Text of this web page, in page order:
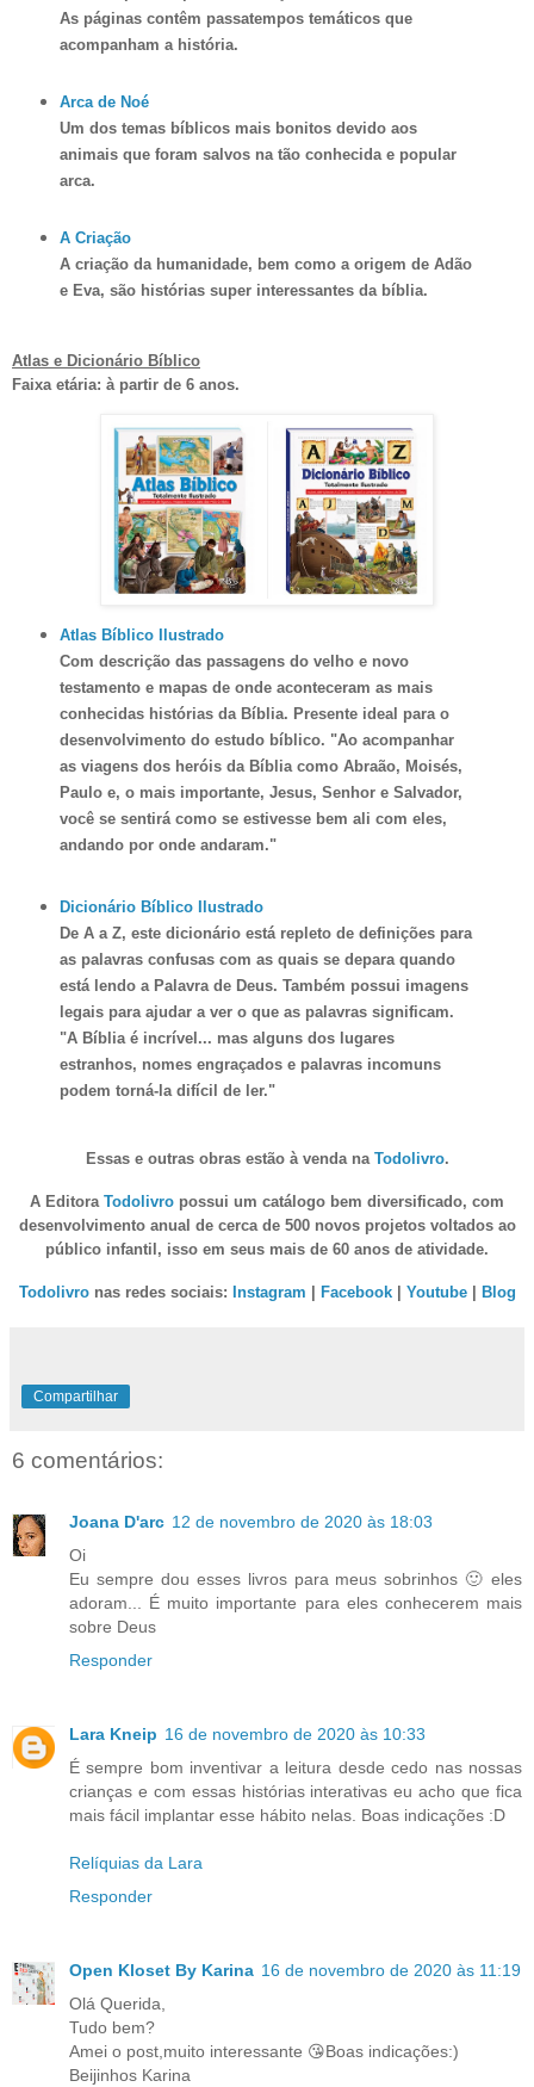
As páginas contêm passatempos temáticos que
acompanham a história.
Arca de Noé
Um dos temas bíblicos mais bonitos devido aos
animais que foram salvos na tãoconhecida e popular
arca.
A Criação
A criação da humanidade, bem como a origem de Adão
e Eva, são histórias super interessantes da bíblia.
Atlas e Dicionário Bíblico
Faixa etária: à partir de 6 anos.
Atlas Bíblico Ilustrado
Com descrição das passagens do velho e novo
testamento e mapas de onde aconteceram as mais
conhecidas histórias da Bíblia. Presente ideal para o
desenvolvimento do estudo bíblico. "Ao acompanhar
as viagens dos heróis da Bíblia como Abraão, Moisés,
Paulo e, o mais importante, Jesus, Senhor e Salvador,
você se sentirá como se estivesse bem ali com eles,
andando por onde andaram."
Dicionário Bíblico Ilustrado
De A a Z, este dicionário está repleto de definições para
as palavras confusas com as quais se depara quando
está lendo a Palavra de Deus. Também possui imagens
legais para ajudar a ver o que as palavras significam.
"A Bíblia é incrível... mas alguns dos lugares
estranhos, nomes engraçados e palavras incomuns
podem torná-la difícil de ler."
Essas e outras obras estão à venda na Todolivro.
A Editora Todolivro possui um catálogo bem diversificado, com
desenvolvimento anual de cerca de 500 novos projetos voltados ao
público infantil, isso em seus mais de 60 anos de atividade.
Todolivronas redes sociais: Instagram | Facebook| Youtube| Blog
Compartilhar
6 comentários:
Joana D'arc 12 de novembro de 2020 às 18:03
Oi
Eu sempre dou esses livros para meus sobrinhos 🙂 eles
adoram... É muito importante para eles conhecerem mais
sobre Deus
Responder
Lara Kneip 16 de novembro de 2020 às 10:33
É sempre bom inventivar a leitura desde cedo nas nossas
crianças e com essas histórias interativas eu acho que fica
mais fácil implantar esse hábito nelas. Boas indicações :D
Relíquias da Lara
Responder
Open Kloset By Karina 16 de novembro de 2020 às 11:19
Olá Querida,
Tudo bem?
Amei o post,muito interessante 😘Boas indicações:)
Beijinhos Karina